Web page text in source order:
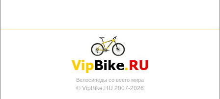
Велосипеды со всего мира
© VipBike.RU 2007-2026